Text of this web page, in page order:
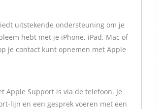
uitstekende ondersteuning om je
hebt met je iPhone, iPad, Mac of
je contact kunt opnemen met Apple
Apple Support is via de telefoon. Je
lijn en een gesprek voeren met een